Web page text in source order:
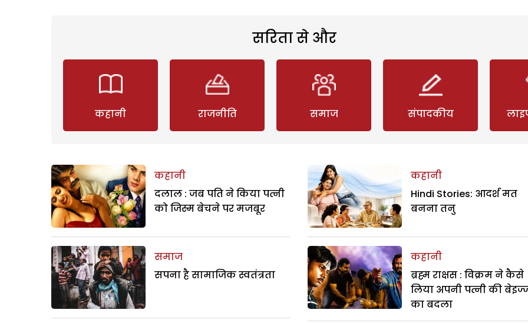
सरिता से और
कहानी राजनीति समाज संपादकीय
कहानी
दलाल : जब पति ने किया पत्नी
को जिस्म बेचने पर मजबूर
समाज
सपना है सामाजिक स्वतंत्रता
कहानी
Hindi Stories: आदर्श मत
बनना तनु
कहानी
ब्रह्म राक्षस : विक्रम ने कैसे
लिया अपनी पत्नी की
का बदला